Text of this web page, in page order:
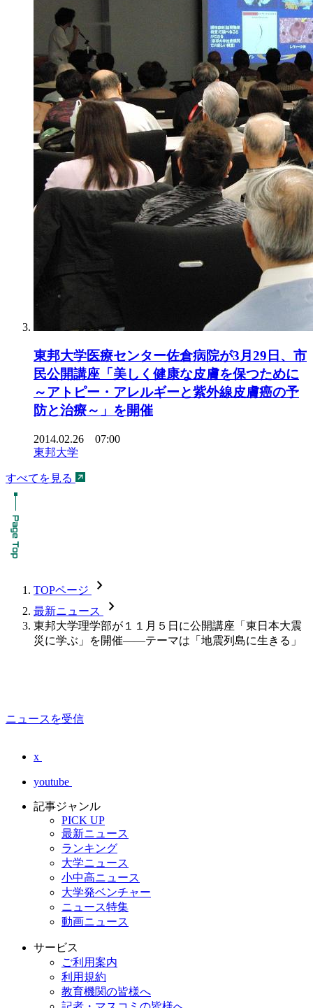
東邦大学医療センター佐倉病院が3月29日、市
民公開講座「美しく健康な皮膚を保つために
～アトピー・アレルギーと紫外線皮膚癌の予
防と治療～」を開催
2014.02.26 07:00
東邦大学
すべてを見る
TOPページ chevron_forward
最新ニュース chevron_forward
東邦大学理学部が１１月５日に公開講座「東日本大震
災に学ぶ」を開催――テーマは「地震列島に生きる」
ニュースを受信
x
youtube
記事ジャンル
PICK UP
最新ニュース
ランキング
大学ニュース
小中高ニュース
大学発ベンチャー
ニュース特集
動画ニュース
サービス
ご利用案内
利用規約
教育機関の皆様へ